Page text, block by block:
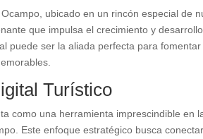
ubicado en un rincón especial de
que impulsa el crecimiento y
puede ser la aliada perfecta para
Turístico
como una herramienta imprescindible en
Este enfoque estratégico busca